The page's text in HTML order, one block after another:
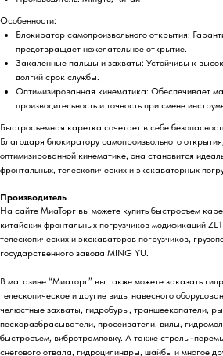
Особенности:
Блокиратор самопроизвольного открытия:
предотвращает нежелательное открытие.
Закаленные пальцы и захваты: Устойчивы к
долгий срок службы.
Оптимизированная кинематика: Обеспечивает
производительность и точность при смене
Быстросъемная каретка сочетает в себе
Благодаря блокиратору самопроизвольного
оптимизированной кинематике, она становится
фронтальных, телескопических и экскаваторных
Производитель
На сайте МиаТорг вы можете купить быстросъем
китайских фронтальных погрузчиков модификаций
телескопических и экскаваторов погрузчиков,
государственного завода MING YU.
В магазине “Миаторг” вы также можете заказать
телескопическое и другие виды навесного
челюстные захваты, гидробуры, траншеекопатели,
пескоразбрасыватели, просеиватели, вилы,
быстросъем, вибротрамповку. А также стрелы-
снегового отвала, гидроцилиндры, шайбы и многое